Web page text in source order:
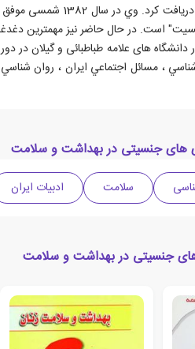
شناسی از
است. در حال حاضر نیز مهمترين دغدغه
سال 1375 شمسی در دانشگاه های علامه
، مسائل اجتماعي ايران ، روان
های جنسیتی در بهداشت و سلامت
سلامت ادبیات ایران
های جنسیتی در بهداشت و سلامت